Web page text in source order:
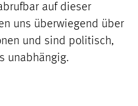
auf dieser
uns überwiegend über
und sind politisch,
unabhängig.